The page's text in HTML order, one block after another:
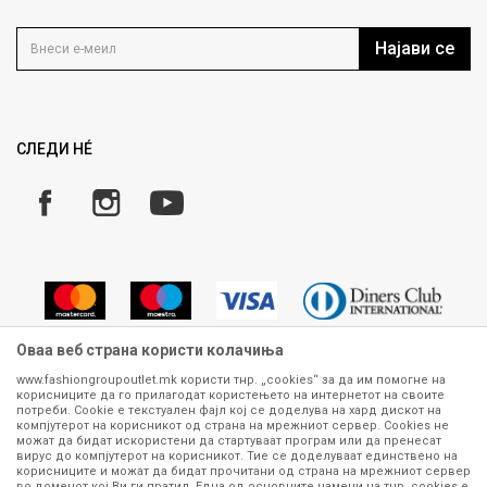
Кариера
Како да купите
Замена и рефундација на производи
Плаќање
Најави се
СЛЕДИ НÉ
Сите информации околу производите кои се изложени на нашата
онлајн продавница се стремиме да бидат конкретни, точни и прецизни,
меѓутоа не можеме да гарантираме дека се без ниту една грешка или
пак дека сите производи во моментот се достапни на залиха.
Фотографиите се најверодостојниот приказ на производот. Доколку
Оваа веб страна користи колачиња
www.fashiongroupoutlet.mk користи тнр. „cookies“ за да им помогне на
корисниците да го прилагодат користењето на интернетот на своите
потреби. Cookie е текстуален фајл кој се доделува на хард дискот на
компјутерот на корисникот од страна на мрежниот сервер. Cookies не
можат да бидат искористени да стартуваат програм или да пренесат
вирус до компјутерот на корисникот. Тие се доделуваат единствено на
корисниците и можат да бидат прочитани од страна на мрежниот сервер